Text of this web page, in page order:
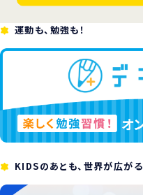
運動も、勉強も！
KIDSのあとも、世界が広がる